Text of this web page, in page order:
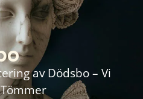
av Dödsbo – Vi